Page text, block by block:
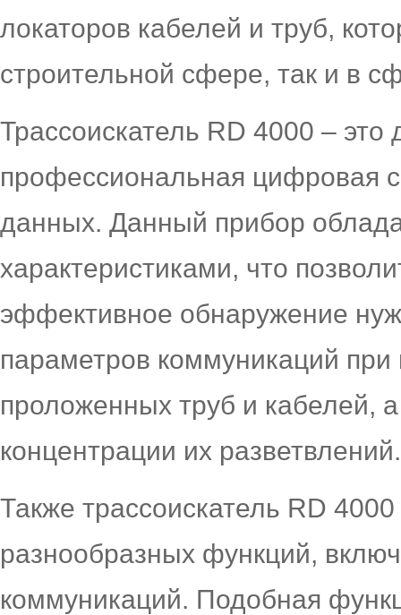
локаторов кабелей и труб,
строительной сфере, так и в
Трассоискатель RD 4000 –
профессиональная цифровая
данных. Данный прибор
характеристиками, что
эффективное обнаружение
параметров коммуникаций
проложенных труб и кабелей,
концентрации их разветвлений.
Также трассоискатель RD
разнообразных функций,
коммуникаций. Подобная